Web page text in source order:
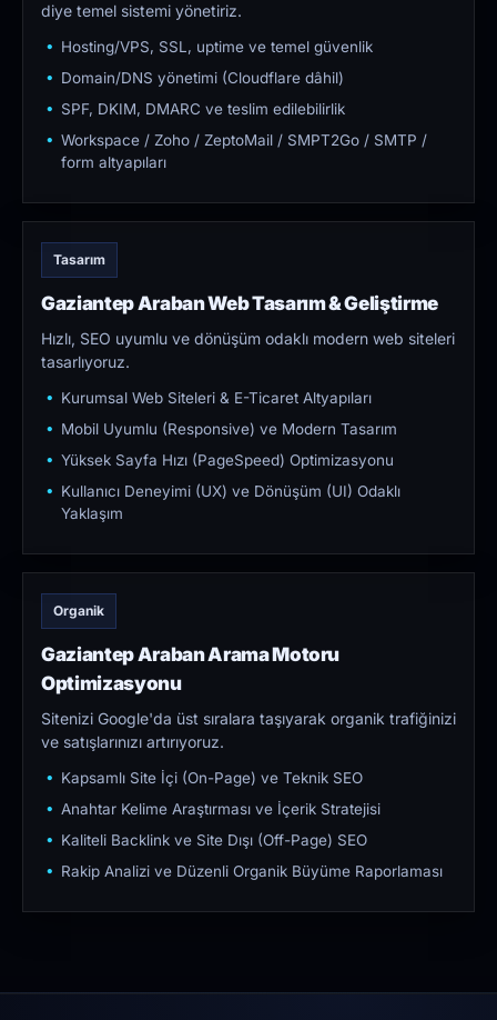
diye temel sistemi yönetiriz.
Hosting/VPS, SSL, uptime ve temel güvenlik
Domain/DNS yönetimi (Cloudflare dâhil)
SPF, DKIM, DMARC ve teslim edilebilirlik
Workspace / Zoho / ZeptoMail / SMPT2Go / SMTP /
form altyapıları
Tasarım
Gaziantep Araban Web Tasarım & Geliştirme
Hızlı, SEO uyumlu ve dönüşüm odaklı modern web siteleri
tasarlıyoruz.
Kurumsal Web Siteleri & E-Ticaret Altyapıları
Mobil Uyumlu (Responsive) ve Modern Tasarım
Yüksek Sayfa Hızı (PageSpeed) Optimizasyonu
Kullanıcı Deneyimi (UX) ve Dönüşüm (UI) Odaklı
Yaklaşım
Organik
Gaziantep Araban Arama Motoru
Optimizasyonu
Sitenizi Google'da üst sıralara taşıyarak organik trafiğinizi
ve satışlarınızı artırıyoruz.
Kapsamlı Site İçi (On-Page) ve Teknik SEO
Anahtar Kelime Araştırması ve İçerik Stratejisi
Kaliteli Backlink ve Site Dışı (Off-Page) SEO
Rakip Analizi ve Düzenli Organik Büyüme Raporlaması